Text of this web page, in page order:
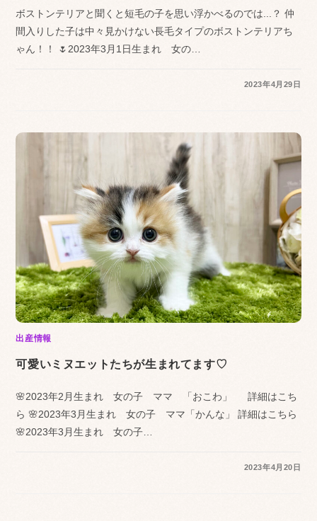
ボストンテリアと聞くと短毛の子を思い浮かべるのでは...？ 仲
間入りした子は中々見かけない長毛タイプのボストンテリアち
ゃん！！ 🌷2023年3月1日生まれ 女の…
2023年4月29日
出産情報
可愛いミヌエットたちが生まれてます♡
🌸2023年2月生まれ 女の子 ママ 「おこわ」 詳細はこち
ら 🌸2023年3月生まれ 女の子 ママ「かんな」 詳細はこちら
🌸2023年3月生まれ 女の子…
2023年4月20日